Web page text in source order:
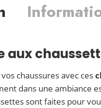
aux
chaussures avec ces
dans une ambiance
sont faites pour